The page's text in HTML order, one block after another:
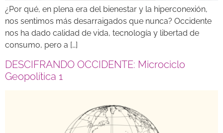
¿Por qué, en plena era del bienestar y la hiperconexión,
nos sentimos más desarraigados que nunca? Occidente
nos ha dado calidad de vida, tecnología y libertad de
consumo, pero a […]
DESCIFRANDO OCCIDENTE: Microciclo
Geopolítica 1